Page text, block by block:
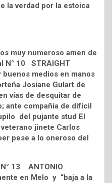
la verdad por la estoica
muy numeroso amen de
N° 10 STRAIGHT
medios en manos
Josiane Gulart de
vías de desquitar de
ante compañía de difícil
del pujante stud El
jinete Carlos
pese a lo oneroso del
13 ANTONIO
en Melo y “baja a la